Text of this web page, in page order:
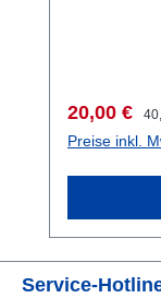
20,00 €
Preise inkl.
Service-